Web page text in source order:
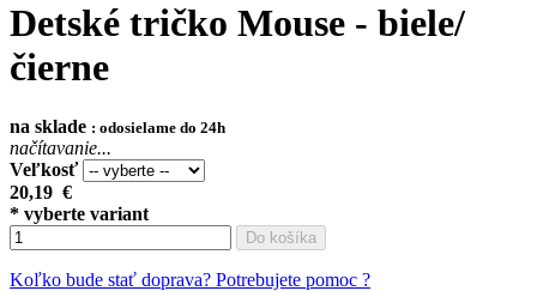
Detské tričko Mouse - biele/
čierne
na sklade : odosielame do 24h
načítavanie...
Veľkosť
20,19 €
* vyberte variant
Do košíka
Koľko bude stať doprava? Potrebujete pomoc ?